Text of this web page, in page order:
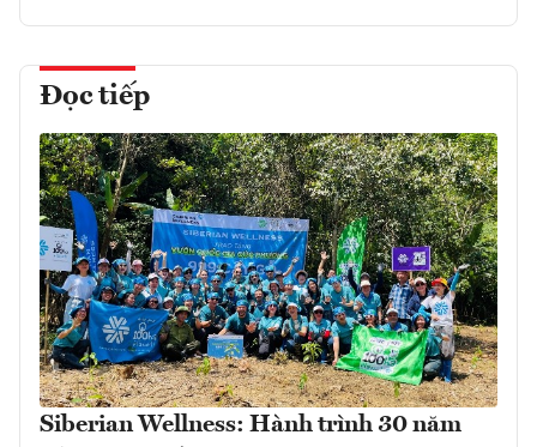
Đọc tiếp
Siberian Wellness: Hành trình 30 năm